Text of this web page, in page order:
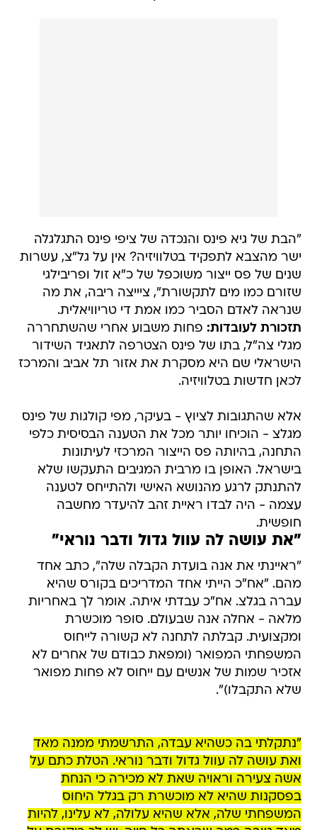
"הבת של גיא פינס והנכדה של ציפי פינס התגלגלה
ישר מהצבא לתפקיד בטלוויזיה? אין על גל"צ, עשרות
שנים של פס ייצור משוכפל של כ"א זול ופריבילגי
שזורם כמו מים לתקשורת", ציייצה ריבה, את מה
שנראה לאדם הסביר כמו אמת די טריוויאלית.
תזכורת לעובדות: פחות משבוע אחרי שהשתחררה
מגלי צה"ל, בתו של פינס הצטרפה לתאגיד השידור
הישראלי שם היא מסקרת את אזור תל אביב והמרכז
לכאן חדשות בטלוויזיה.
אלא שהתגובות לציוץ - בעיקר, מפי קולגות של פינס
מגלצ - הוכיחו יותר מכל את הטענה הבסיסית כלפי
התחנה, בהיותה פס הייצור המרכזי לעיתונות
בישראל. האופן בו מרבית המגיבים התעקשו שלא
להתנתק לרגע מהנושא האישי ולהתייחס לטענה
עצמה - היה לבדו ראיית זהב להיעדר מחשבה
חופשית.
"את עושה לה עוול גדול ודבר נוראי"
"ראיינתי את אנה בועדת הקבלה שלה", כתב אחד
מהם. "‏אח"כ הייתי אחד המדריכים בקורס שהיא
עברה בגלצ. אח"כ עבדתי איתה. אומר לך באחריות
מלאה - אחלה אנה שבעולם. סופר מוכשרת
ומקצועית. קבלתה לתחנה לא קשורה לייחוס
המשפחתי המפואר (ומפאת כבודם של אחרים לא
אזכיר שמות של אנשים עם ייחוס לא פחות מפואר
שלא התקבלו)".
"נתקלתי בה כשהיא עבדה, התרשמתי ממנה מאד
ואת עושה לה עוול גדול ודבר נוראי. הטלת כתם על
אשה צעירה וראויה שאת לא מכירה כי הנחת
בפסקנות שהיא לא מוכשרת רק בגלל היחוס
המשפחתי שלה, אלא שהיא עלולה, לא עלינו, להיות